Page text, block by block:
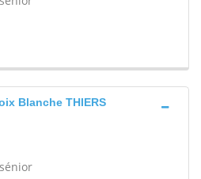
Blanche THIERS